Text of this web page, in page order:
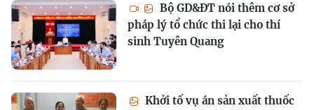
Bộ GD&ĐT nói thêm cơ sở
pháp lý tổ chức thi lại cho thí
sinh Tuyên Quang
Khởi tố vụ án sản xuất thuốc